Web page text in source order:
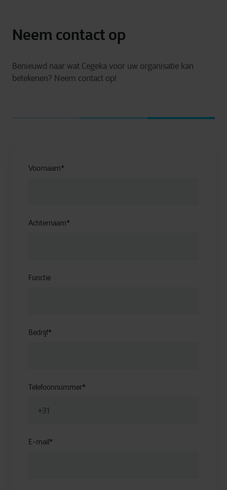
Neem contact op
Benieuwd naar wat Cegeka voor uw organisatie kan
betekenen? Neem contact op!
Voornaam*
Achternaam*
Functie
Bedrijf*
Telefoonnummer*
E-mail*